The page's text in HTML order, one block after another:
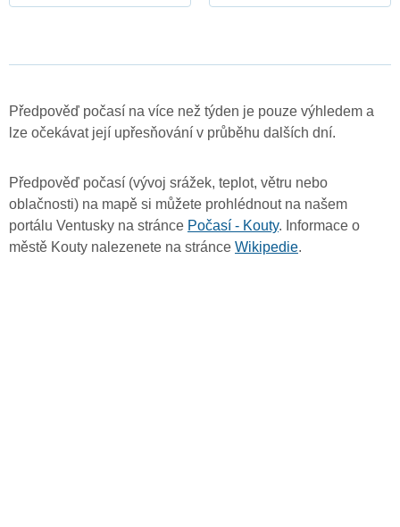
Předpověď počasí na více než týden je pouze výhledem a
lze očekávat její upřesňování v průběhu dalších dní.
Předpověď počasí (vývoj srážek, teplot, větru nebo
oblačnosti) na mapě si můžete prohlédnout na našem
portálu Ventusky na stránce Počasí - Kouty. Informace o
městě Kouty nalezenete na stránce Wikipedie.